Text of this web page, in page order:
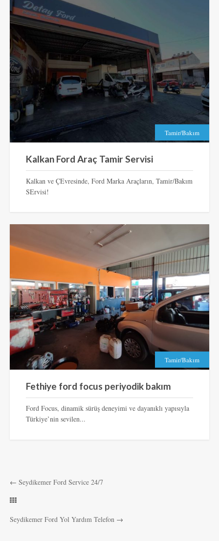
Tamir/Bakım
Kalkan Ford Araç Tamir Servisi
Kalkan ve ÇEvresinde, Ford Marka Araçların, Tamir/Bakım
SErvisi!
Tamir/Bakım
Fethiye ford focus periyodik bakım
Ford Focus, dinamik sürüş deneyimi ve dayanıklı yapısıyla
Türkiye’nin sevilen...
← Seydikemer Ford Service 24/7
Seydikemer Ford Yol Yardım Telefon →